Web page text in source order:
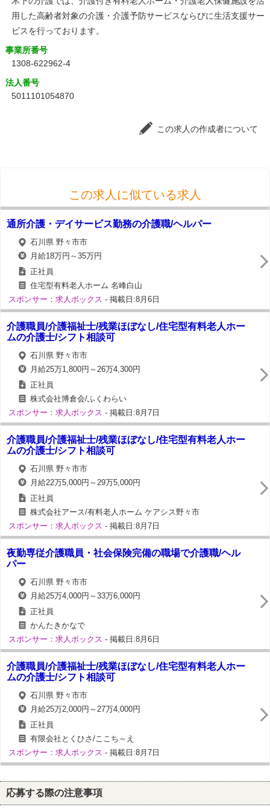
用した高齢者対象の介護・介護予防サービスならびに生活支援サー
ビスを行っております。
事業所番号
1308-622962-4
法人番号
5011101054870
この求人の作成者について
この求人に似ている求人
通所介護・デイサービス勤務の介護職/ヘルパー
石川県 野々市市
月給18万円～35万円
正社員
住宅型有料老人ホーム 名峰白山
スポンサー：求人ボックス - 掲載日:8月6日
介護職員/介護福祉士/残業ほぼなし/住宅型有料老人ホー
ムの介護士/シフト相談可
石川県 野々市市
月給25万1,800円～26万4,300円
正社員
株式会社博倉会/ふくわらい
スポンサー：求人ボックス - 掲載日:8月7日
介護職員/介護福祉士/残業ほぼなし/住宅型有料老人ホー
ムの介護士/シフト相談可
石川県 野々市市
月給22万5,000円～29万5,000円
正社員
株式会社アース/有料老人ホーム ケアシス野々市
スポンサー：求人ボックス - 掲載日:8月7日
夜勤専従介護職員・社会保険完備の職場で介護職/ヘル
パー
石川県 野々市市
月給25万4,000円～33万6,000円
正社員
かんたきかなで
スポンサー：求人ボックス - 掲載日:8月6日
介護職員/介護福祉士/残業ほぼなし/住宅型有料老人ホー
ムの介護士/シフト相談可
石川県 野々市市
月給25万2,000円～27万4,000円
正社員
有限会社とくひさ/ここち～え
スポンサー：求人ボックス - 掲載日:8月7日
応募する際の注意事項